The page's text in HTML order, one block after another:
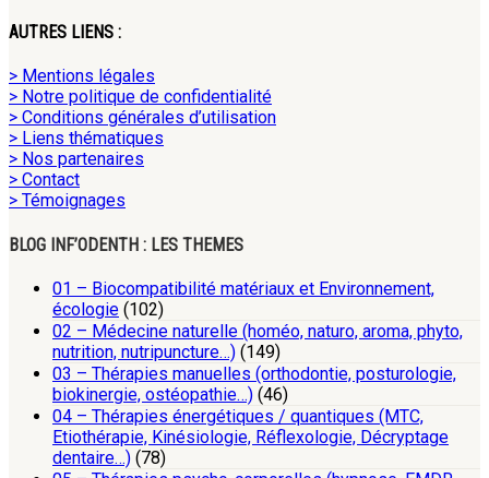
AUTRES LIENS :
> Mentions légales
> Notre politique de confidentialité
> Conditions générales d’utilisation
> Liens thématiques
> Nos partenaires
> Contact
> Témoignages
BLOG INF’ODENTH : LES THEMES
01 – Biocompatibilité matériaux et Environnement,
écologie (102)
02 – Médecine naturelle (homéo, naturo, aroma, phyto,
nutrition, nutripuncture…) (149)
03 – Thérapies manuelles (orthodontie, posturologie,
biokinergie, ostéopathie…) (46)
04 – Thérapies énergétiques / quantiques (MTC,
Etiothérapie, Kinésiologie, Réflexologie, Décryptage
dentaire…) (78)